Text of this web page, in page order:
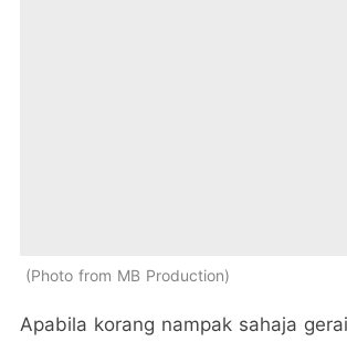
Photo from MB Production
Apabila korang nampak sahaja